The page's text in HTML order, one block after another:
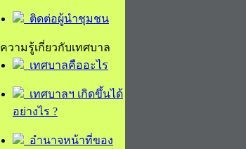
ติดต่อผู้นำชุมชน
ความรู้เกี่ยวกับเทศบาล
เทศบาลคืออะไร
เทศบาลฯ เกิดขึ้นได้
อย่างไร ?
อำนาจหน้าที่ของ